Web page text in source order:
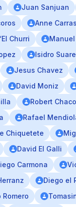
Juan Sanjuan
Anne
Churri
Isidro
Jesus Chavez
David Moniz
Robert
Rafael
Chiquetete
David El Galli
Carmona
Diego el
Romero